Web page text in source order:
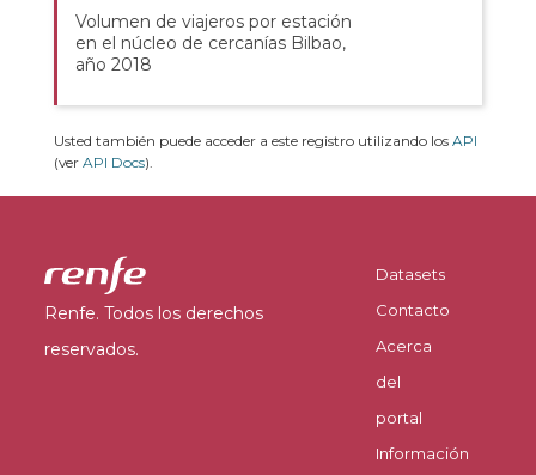
Volumen de viajeros por estación
en el núcleo de cercanías Bilbao,
año 2018
Usted también puede acceder a este registro utilizando los API
(ver API Docs).
Renfe. Todos los derechos
reservados.
Datasets
Contacto
Acerca
del
portal
Información